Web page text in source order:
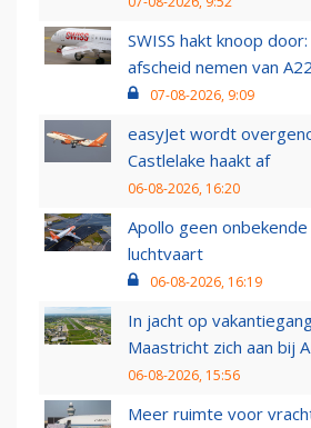
SWISS hakt knoop
afscheid nemen van
07-08-2026, 9:09
easyJet wordt
Castlelake haakt af
06-08-2026, 16:20
Apollo geen
luchtvaart
06-08-2026, 16:19
In jacht op
Maastricht zich aan bij
06-08-2026, 15:56
Meer ruimte voor